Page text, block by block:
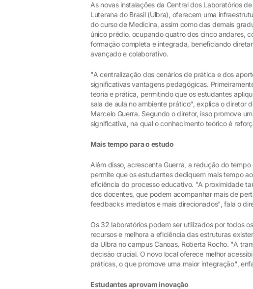
As novas instalações da Central dos Laboratórios
Luterana do Brasil (Ulbra), oferecem uma
do curso de Medicina, assim como das demais
único prédio, ocupando quatro dos cinco andares,
formação completa e integrada, beneficiando
avançado e colaborativo.
"A centralização dos cenários de prática e dos
significativas vantagens pedagógicas.
teoria e prática, permitindo que os estudantes
sala de aula no ambiente prático", explica o diretor
Marcelo Guerra. Segundo o diretor, isso promove
significativa, na qual o conhecimento teórico é
Mais tempo para o estudo
Além disso, acrescenta Guerra, a redução do
permite que os estudantes dediquem mais tempo
eficiência do processo educativo. "A proximidade
dos docentes, que podem acompanhar mais de
feedbacks imediatos e mais direcionados", fala o
Os 32 laboratórios podem ser utilizados por todos
recursos e melhora a eficiência das estruturas
da Ulbra no campus Canoas, Roberta Rocho. "A
decisão crucial. O novo local oferece melhor
práticas, o que promove uma maior integração",
Estudantes aprovam inovação